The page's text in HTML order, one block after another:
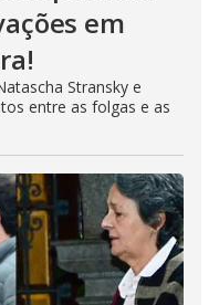
em
Stransky e
entre as folgas e as